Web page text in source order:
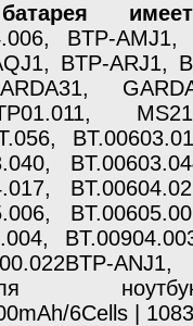
имеет
BTP-
BTP-ARJ1,
6Cells |